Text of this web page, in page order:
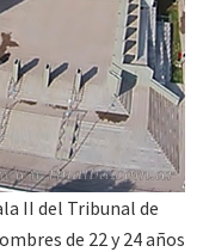
II del Tribunal de
de 22 y 24 años